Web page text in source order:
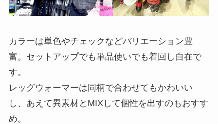
カラーは単色やチェックなどバリエーション豊
富。セットアップでも単品使いでも着回し自在で
す。
レッグウォーマーは同柄で合わせてもかわいい
し、あえて異素材とMIXして個性を出すのもおすす
め。